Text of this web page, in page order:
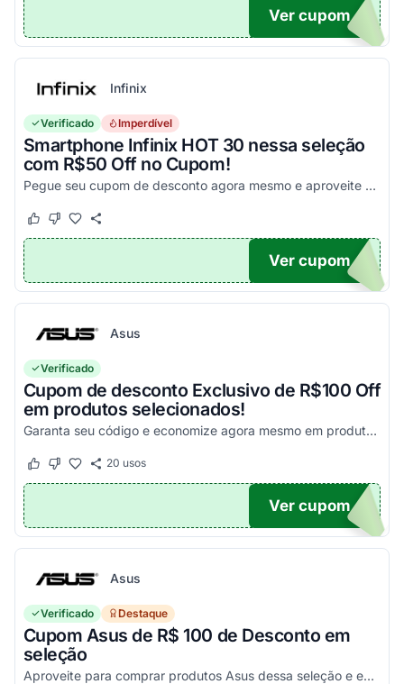
PA
Ver cupom
Infinix
Verificado Imperdível
Smartphone Infinix HOT 30 nessa seleção
com R$50 Off no Cupom!
Pegue seu cupom de desconto agora mesmo e aproveite esta incrível oportunidade para economizar nas suas compras com este código!
Este cupom funcionou
Este cupom não funcionou
X50
Ver cupom
Asus
Verificado
Cupom de desconto Exclusivo de R$100 Off
em produtos selecionados!
Garanta seu código e economize agora mesmo em produtos selecionados!
Este cupom funcionou
Este cupom não funcionou
20 usos
100
Ver cupom
Asus
Verificado Destaque
Cupom Asus de R$ 100 de Desconto em
seleção
Aproveite para comprar produtos Asus dessa seleção e economize! - E1504FA-NJ1287